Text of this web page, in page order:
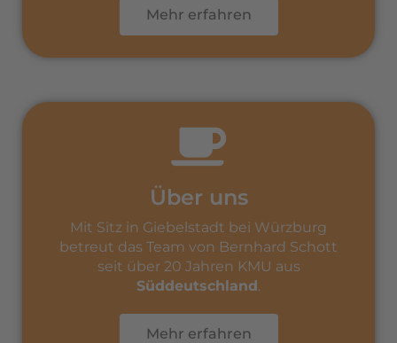
Mehr erfahren
Über uns
Mit Sitz in Giebelstadt bei Würzburg
betreut das Team von Bernhard Schott
seit über 20 Jahren KMU aus
Süddeutschland.
Mehr erfahren